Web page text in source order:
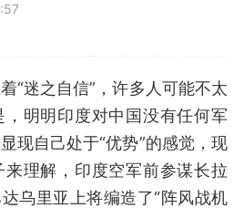
“迷之自信”，许多人可能不太
明明印度对中国没有任何军
现自己处于“优势”的感觉，现
理解，印度空军前参谋长拉
达乌里亚上将编造了“阵风战机